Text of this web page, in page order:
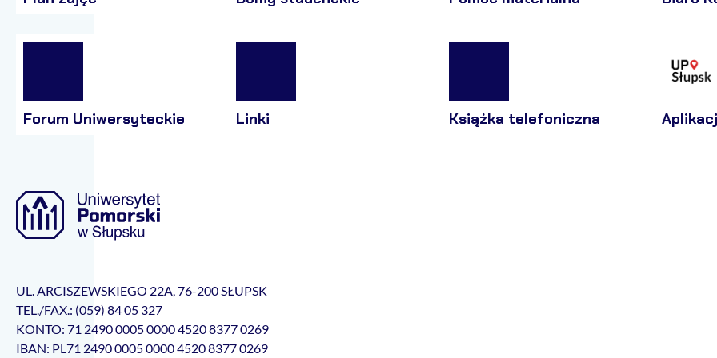
Forum Uniwersyteckie Linki Książka telefoniczna
UL. ARCISZEWSKIEGO 22A, 76-200 SŁUPSK
TEL./FAX.: (059) 84 05 327
KONTO: 71 2490 0005 0000 4520 8377 0269
IBAN: PL71 2490 0005 0000 4520 8377 0269